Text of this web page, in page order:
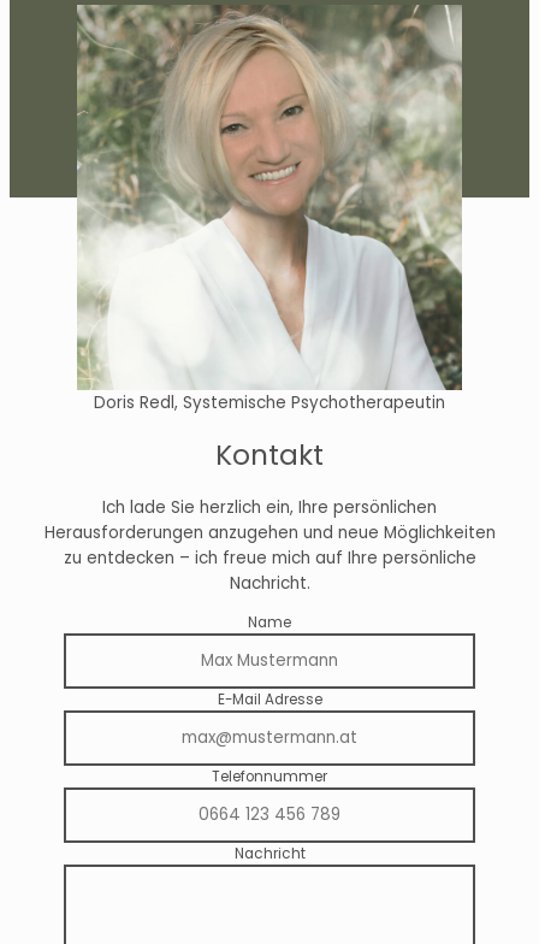
Doris Redl, Systemische Psychotherapeutin
Kontakt
Ich lade Sie herzlich ein, Ihre persönlichen
Herausforderungen anzugehen und neue Möglichkeiten
zu entdecken – ich freue mich auf Ihre persönliche
Nachricht.
Name
E-Mail Adresse
Telefonnummer
Nachricht